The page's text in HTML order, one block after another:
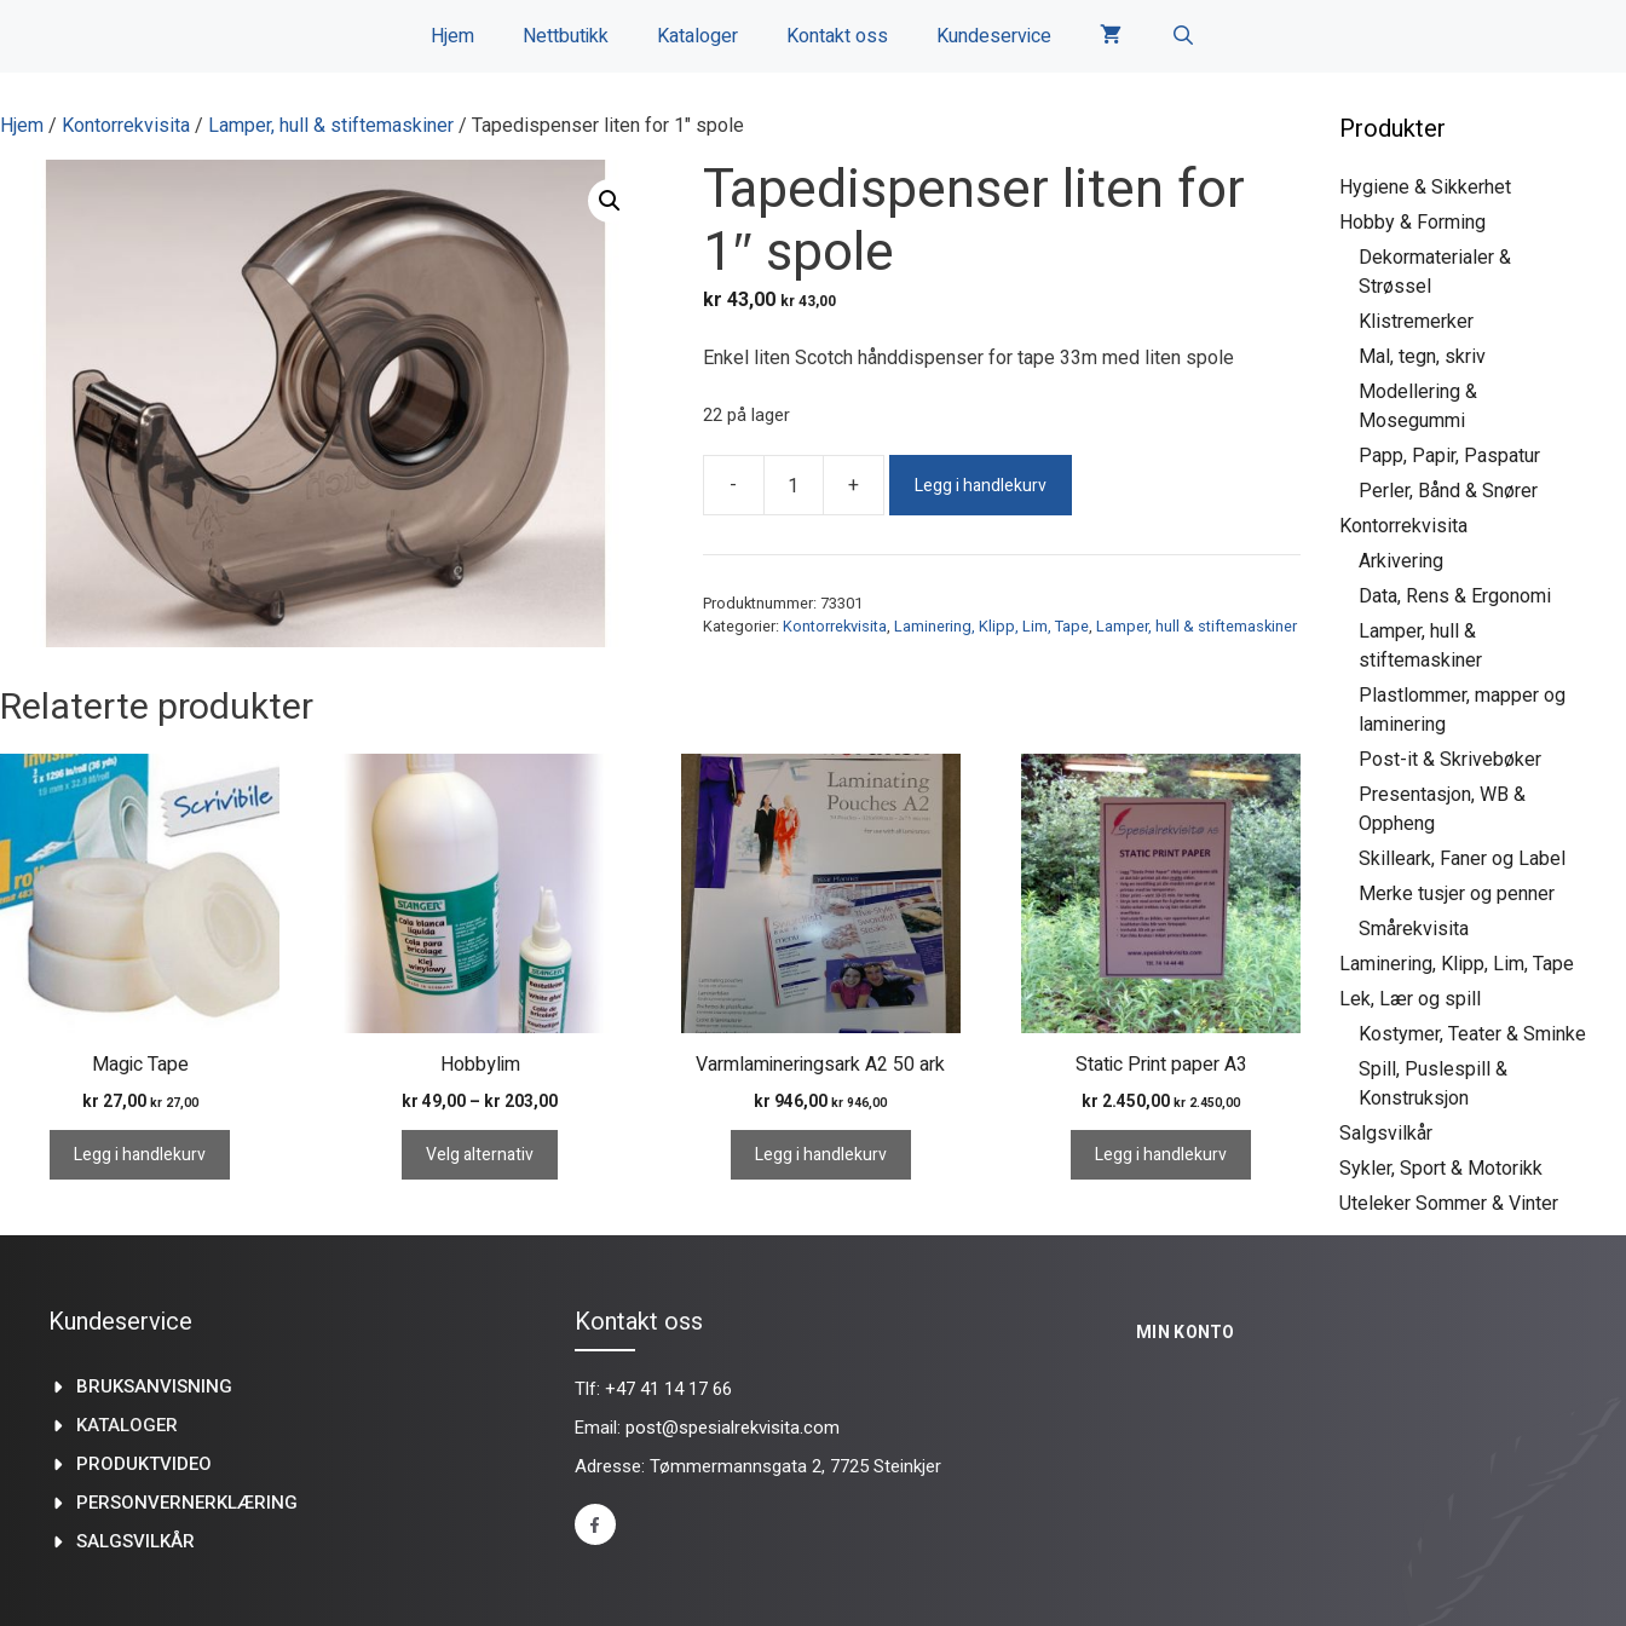
Hjem Nettbutikk Kataloger Kontakt oss Kundeservice
Hjem / Kontorrekvisita / Lamper, hull & stiftemaskiner / Tapedispenser liten for 1″ spole
Tapedispenser liten for
1″ spole
kr 43,00 kr43,00
Enkel liten Scotch hånddispenser for tape 33m med liten spole
22 på lager
-
Tapedispenser
for
spole
antall
+ Legg i handlekurv
Produktnummer: 73301
Kategorier: Kontorrekvisita, Laminering, Klipp, Lim, Tape, Lamper, hull & stiftemaskiner
Relaterte produkter
Magic Tape
kr 27,00 kr27,00
Legg i handlekurv
Hobbylim
kr 49,00 – kr 203,00Prisområde:
Velg alternativ
produktet
flere
varianter.
Alternativene
velges
produktsiden
Varmlamineringsark A2 50 ark
kr 946,00 kr 946,00
Legg i handlekurv
Static Print paper A3
kr 2.450,00 kr 2.450,00
Legg i handlekurv
Produkter
Hygiene & Sikkerhet
Hobby & Forming
Dekormaterialer &
Strøssel
Klistremerker
Mal, tegn, skriv
Modellering &
Mosegummi
Papp, Papir, Paspatur
Perler, Bånd & Snører
Kontorrekvisita
Arkivering
Data, Rens & Ergonomi
Lamper, hull &
stiftemaskiner
Plastlommer, mapper og
laminering
Post-it & Skrivebøker
Presentasjon, WB &
Oppheng
Skilleark, Faner og Label
Merke tusjer og penner
Smårekvisita
Laminering, Klipp, Lim, Tape
Lek, Lær og spill
Kostymer, Teater & Sminke
Spill, Puslespill &
Konstruksjon
Salgsvilkår
Sykler, Sport & Motorikk
Uteleker Sommer & Vinter
Kundeservice
BRUKSANVISNING
KATALOGER
PRODUKTVIDEO
PERSONVERNERKLÆRING
SALGSVILKÅR
Kontakt oss
Tlf: +47 41 14 17 66
Email: post@spesialrekvisita.com
Adresse: Tømmermannsgata 2, 7725 Steinkjer
MIN KONTO